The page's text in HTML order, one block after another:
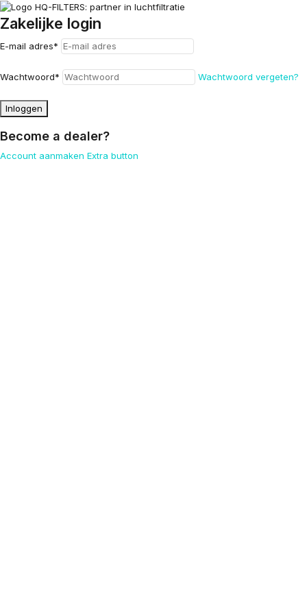
Zakelijke login
E-mail adres*
Wachtwoord* Wachtwoord vergeten?
Inloggen
Become a dealer?
Account aanmaken Extra button